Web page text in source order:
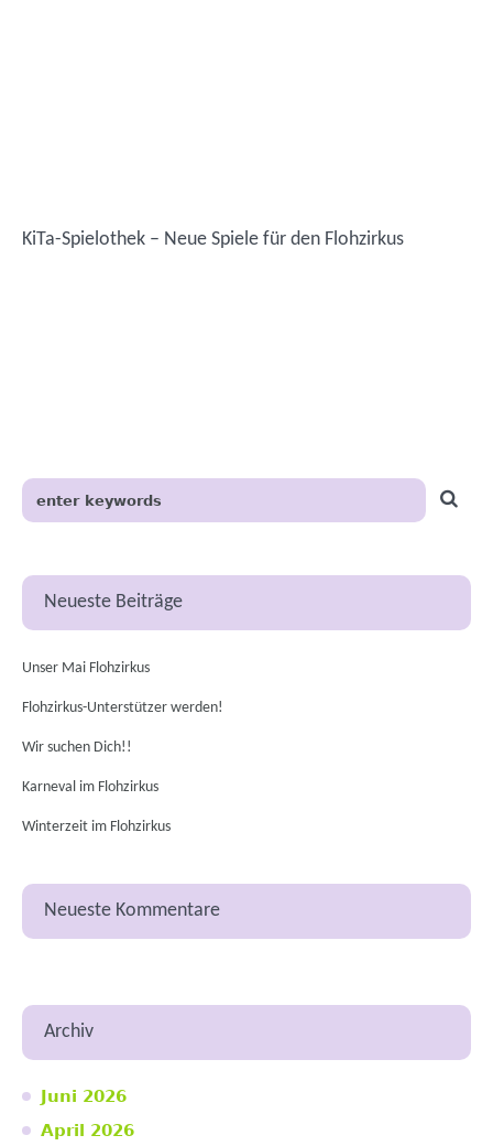
KiTa-Spielothek – Neue Spiele für den Flohzirkus
Neueste Beiträge
Unser Mai Flohzirkus
Flohzirkus-Unterstützer werden!
Wir suchen Dich!!
Karneval im Flohzirkus
Winterzeit im Flohzirkus
Neueste Kommentare
Archiv
Juni 2026
April 2026